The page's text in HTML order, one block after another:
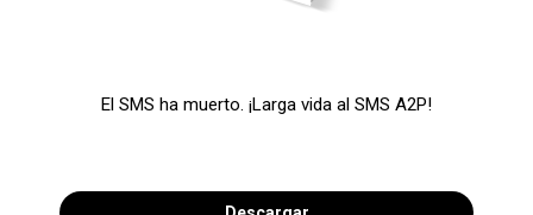
El SMS ha muerto. ¡Larga vida al SMS A2P!